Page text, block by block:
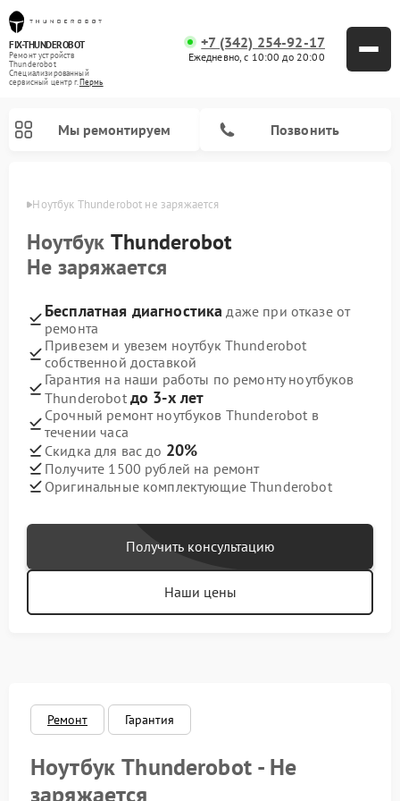
FIX-THUNDEROBOT
Ремонт устройств
Thunderobot
Специализированный
cервисный центр г.Пермь
+7 (342) 254-92-17
Ежедневно, с 10:00 до 20:00
Мы ремонтируем Позвонить
Ноутбук Thunderobot не заряжается
Ноутбук Thunderobot
Не заряжается
Бесплатная диагностика даже при отказе от
ремонта
Привезем и увезем ноутбук Thunderobot
собственной доставкой
Гарантия на наши работы по ремонту ноутбуков
Thunderobot до 3-х лет
Срочный ремонт ноутбуков Thunderobot в
течении часа
Скидка для вас до 20%
Получите 1500 рублей на ремонт
Оригинальные комплектующие Thunderobot
Получить консультацию
Наши цены
Ремонт Гарантия
Ноутбук Thunderobot - Не
заряжается